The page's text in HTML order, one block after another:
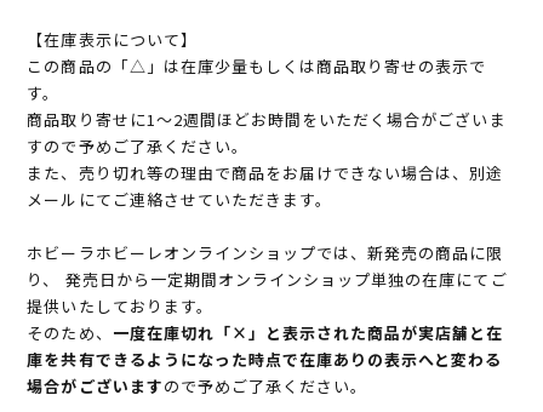
【在庫表示について】
この商品の「△」は在庫少量もしくは商品取り寄せの表示で
す。
商品取り寄せに1～2週間ほどお時間をいただく場合がございま
すので予めご了承ください。
また、売り切れ等の理由で商品をお届けできない場合は、別途
メールにてご連絡させていただきます。
ホビーラホビーレオンラインショップでは、新発売の商品に限
り、 発売日から一定期間オンラインショップ単独の在庫にてご
提供いたしております。
そのため、 一度在庫切れ「×」と表示された商品が実店舗と在
庫を共有できるようになった時点で在庫ありの表示へと変わる
場合がございますので予めご了承ください。